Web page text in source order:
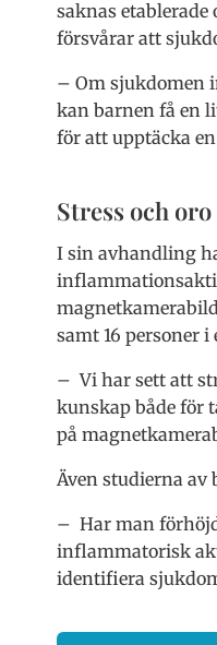
saknas
försvårar att
– Om sjukdomen
kan barnen få en
för att upptäcka
Stress och
I sin avhandling
samt 16 personer
– Vi har sett att
kunskap både för
på
Även studierna
– Har man
inflammatorisk
identifiera